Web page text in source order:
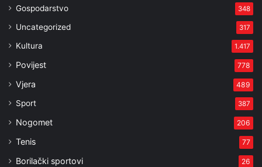
Gospodarstvo 348
Uncategorized 317
Kultura 1.417
Povijest 778
Vjera 489
Sport 387
Nogomet 206
Tenis 77
Borilački sportovi 26